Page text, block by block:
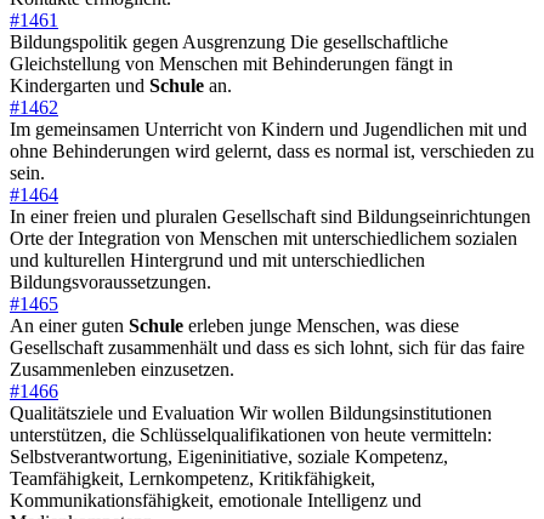
#1461
Bildungspolitik gegen Ausgrenzung Die gesellschaftliche
Gleichstellung von Menschen mit Behinderungen fängt in
Kindergarten und Schule an.
#1462
Im gemeinsamen Unterricht von Kindern und Jugendlichen mit und
ohne Behinderungen wird gelernt, dass es normal ist, verschieden zu
sein.
#1464
In einer freien und pluralen Gesellschaft sind Bildungseinrichtungen
Orte der Integration von Menschen mit unterschiedlichem sozialen
und kulturellen Hintergrund und mit unterschiedlichen
Bildungsvoraussetzungen.
#1465
An einer guten Schule erleben junge Menschen, was diese
Gesellschaft zusammenhält und dass es sich lohnt, sich für das faire
Zusammenleben einzusetzen.
#1466
Qualitätsziele und Evaluation Wir wollen Bildungsinstitutionen
unterstützen, die Schlüsselqualifikationen von heute vermitteln:
Selbstverantwortung, Eigeninitiative, soziale Kompetenz,
Teamfähigkeit, Lernkompetenz, Kritikfähigkeit,
Kommunikationsfähigkeit, emotionale Intelligenz und